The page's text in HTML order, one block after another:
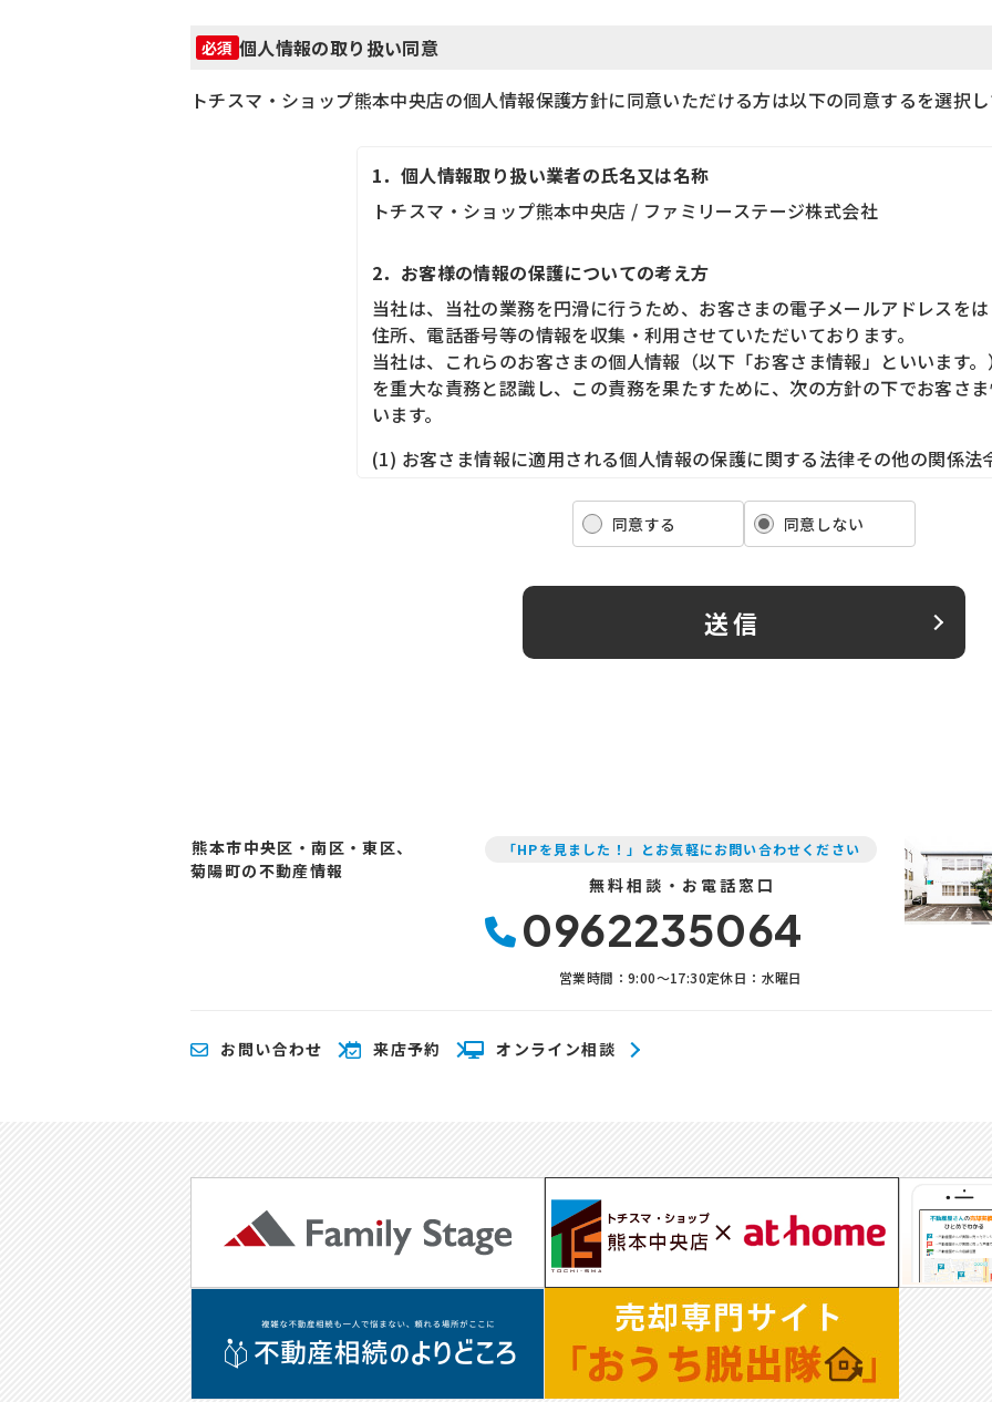
必須 個人情報の取り扱い同意
トチスマ・ショップ熊本中央店の個人情報保護方針に同意いただける方は以下の同意するを選択
1．個人情報取り扱い業者の氏名又は名称
トチスマ・ショップ熊本中央店 / ファミリーステージ株式会社
2．お客様の情報の保護についての考え方
当社は、当社の業務を円滑に行うため、お客さまの電子メールアドレスを
住所、電話番号等の情報を収集・利用させていただいております。
当社は、これらのお客さまの個人情報（以下「お客さま情報」といいます
を重大な責務と認識し、この責務を果たすために、次の方針の下でお客さ
います。
(1) お客さま情報に適用される個人情報の保護に関する法律その他の関係法
(2) お客さま情報の取扱いに関する規程を明確にし、従業者に周知徹底しま
先等に対しても適切にお客さま情報を取り扱うように要請します。
にしたがってお客さま情報を取り扱います。
(4) お客さま情報の漏洩、紛失、改ざん等を防止するために必要な 対策を
当社は、不動産についてのサービスをお客さまにご利用いただくにあたり
受付、訪問、提案、見積、各種の工事やサービス提供等の機会に、当社が
力会社又は業務委託先等を通じて、お客さまの個人情報（お客さまの電子
氏名、住所、電話番号等）を取得いたしますが、これらの個人情報は下記
せていただきます。
(1) 不動産についてのサービスの提供
(3) 不動産についてのサービスのお知らせ・ＰＲ、調査・データ集積、研究
このように提供された個人データにつきましては、サイト管理会社におい
ととなります。
サイト管理会社は、そのサービスの改善・向上を目指すことに加え、メー
による情報提供、お客様による購買の分析をして、当社の事業運営を改善
データ（お客様が指定された他の方の宛先情報を除く）を利用します。
当社は、サイト管理会社に対し、個人情報保護法を遵守し、お客様のプラ
した個人情報の取り扱いをすることを規約などで義務づけております。
同意する 同意しない
送信
熊本市中央区・南区・東区、
菊陽町の不動産情報
「HPを見ました！」とお気軽にお問い合わせください
無料相談・お電話窓口
0962235064
営業時間：9:00〜17:30定休日：水曜日
お問い合わせ 来店予約 オンライン相談